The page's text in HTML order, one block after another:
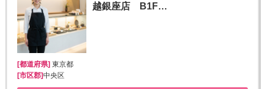
越銀座店 B1F…
[都道府県]東京都
[市区郡]中央区